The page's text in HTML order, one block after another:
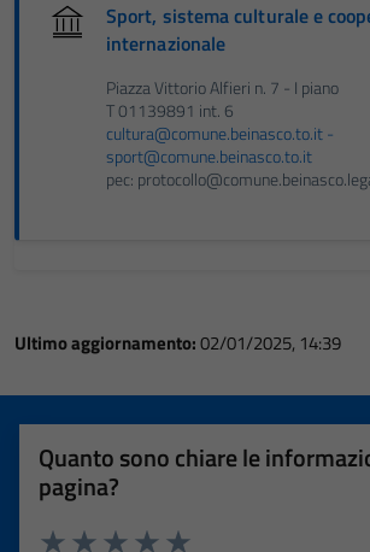
Sport, sistema culturale e
internazionale
Piazza Vittorio Alfieri n. 7 - I piano
T 01139891 int. 6
cultura@comune.beinasco.to.it -
sport@comune.beinasco.to.it
pec:
Ultimo aggiornamento:02/01/2025, 14:39
Quanto sono chiare le
pagina?